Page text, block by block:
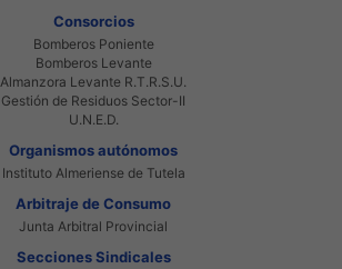
Consorcios
Bomberos Poniente
Bomberos Levante
Almanzora Levante R.T.R.S.U.
Gestión de Residuos Sector-II
U.N.E.D.
Organismos autónomos
Instituto Almeriense de Tutela
Arbitraje de Consumo
Junta Arbitral Provincial
Secciones Sindicales